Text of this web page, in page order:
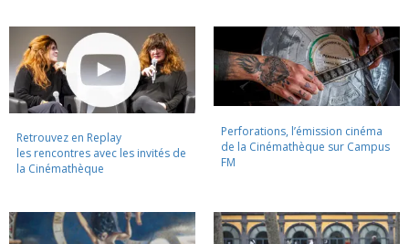
Retrouvez en Replay
les rencontres avec les invités de
la Cinémathèque
Perforations, l’émission cinéma
de la Cinémathèque sur Campus
FM